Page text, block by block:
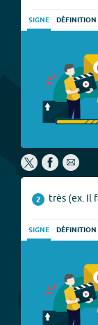
SIGNE DÉFINITION
2 très (ex. Il
SIGNE DÉFINITION